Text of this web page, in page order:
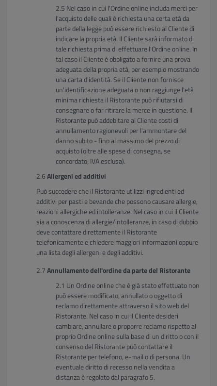
Nel caso in cui l'Ordine online includa merci per
l’acquisto delle quali è richiesta una certa età da
parte della legge può essere richiesto al Cliente di
indicare la propria età. Il Cliente sarà informato di
tale richiesta prima di effettuare l'Ordine online. In
tal caso il Cliente è obbligato a fornire una prova
adeguata della propria età, per esempio mostrando
una carta d'identità. Se il Cliente non fornisce
un'identificazione adeguata o non raggiunge l'età
minima richiesta il Ristorante può rifiutarsi di
consegnare o far ritirare la merce in questione. Il
Ristorante può addebitare al Cliente costi di
annullamento ragionevoli per l'ammontare del
danno subito - fino al massimo del prezzo di
acquisto (oltre alle spese di consegna, se
concordato; IVA esclusa).
Allergeni ed additivi
Può succedere che il Ristorante utilizzi ingredienti ed
additivi per pasti e bevande che possono causare allergie,
reazioni allergiche ed intolleranze. Nel caso in cui il Cliente
sia a conoscenza di allergie/intolleranze, in caso di dubbio
deve contattare direttamente il Ristorante
telefonicamente e chiedere maggiori informazioni oppure
una lista degli allergeni e degli additivi.
Annullamento dell'ordine da parte del Ristorante
Un Ordine online che è già stato effettuato non
può essere modificato, annullato o oggetto di
reclamo direttamente attraverso il sito web del
Ristorante. Nel caso in cui il Cliente desideri
cambiare, annullare o proporre reclamo rispetto al
proprio Ordine online sulla base di un diritto o con il
consenso del Ristorante può contattare il
Ristorante per telefono, e-mail o di persona. Un
eventuale diritto di recesso nella vendita a
distanza è regolato dal paragrafo 5.